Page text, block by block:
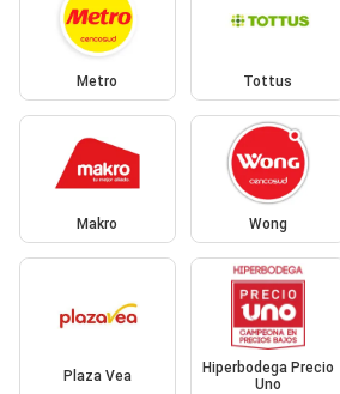
Metro Tottus
Makro Wong
Plaza Vea
Hiperbodega Precio
Uno